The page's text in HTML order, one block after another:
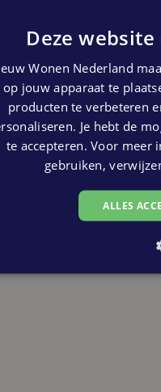
en er is een
warmtepomp en
is een extra berging.
neem contact op met
Deze
Wonen Nederland
op jouw apparaat te
producten te verbeteren
Je hebt de
te accepteren. Voor meer
gebruiken,
ALLES